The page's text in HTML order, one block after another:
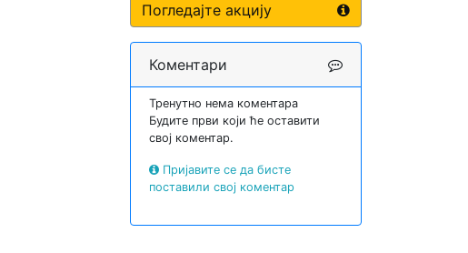
Погледајте акцију
Коментари
Тренутно нема коментара
Будите први који ће оставити
свој коментар.
Пријавите се да бисте
поставили свој коментар